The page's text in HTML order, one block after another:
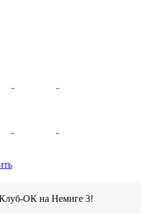
ОК на Немиге 3!